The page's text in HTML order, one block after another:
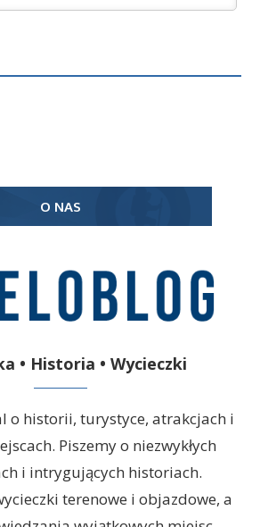
O NAS
• Historia • Wycieczki
o historii, turystyce, atrakcjach i
Piszemy o niezwykłych
i intrygujących historiach.
terenowe i objazdowe, a